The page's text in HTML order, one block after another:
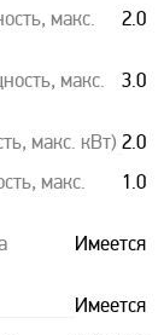
макс.
2.0
макс.
3.0
макс. кВт) 2.0
макс.
1.0
Имеется
Имеется